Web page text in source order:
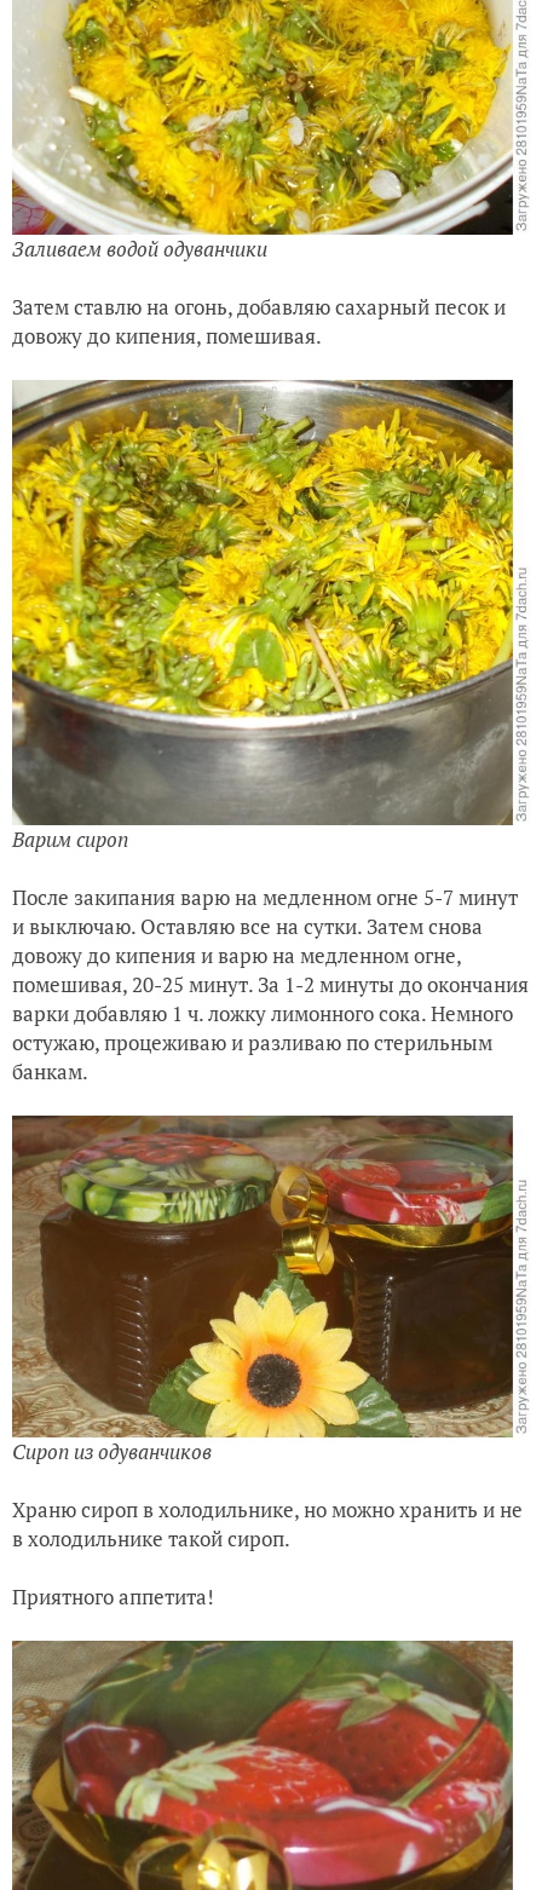
Заливаем водой одуванчики
Затем ставлю на огонь, добавляю сахарный песок и
довожу до кипения, помешивая.
Варим сироп
После закипания варю на медленном огне 5-7 минут
и выключаю. Оставляю все на сутки. Затем снова
довожу до кипения и варю на медленном огне,
помешивая, 20-25 минут. За 1-2 минуты до окончания
варки добавляю 1 ч. ложку лимонного сока. Немного
остужаю, процеживаю и разливаю по стерильным
банкам.
Сироп из одуванчиков
Храню сироп в холодильнике, но можно хранить и не
в холодильнике такой сироп.
Приятного аппетита!